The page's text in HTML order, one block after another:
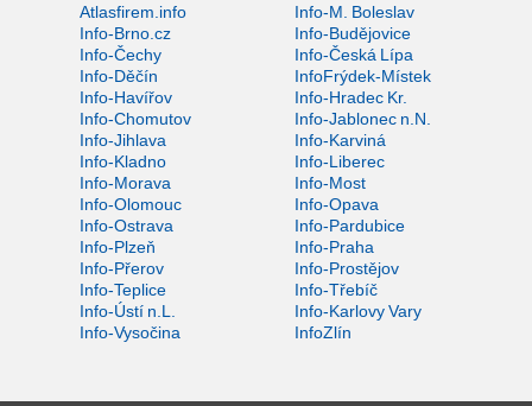
Atlasfirem.info
Info-M. Boleslav
Info-Brno.cz
Info-Budějovice
Info-Čechy
Info-Česká Lípa
Info-Děčín
InfoFrýdek-Místek
Info-Havířov
Info-Hradec Kr.
Info-Chomutov
Info-Jablonec n.N.
Info-Jihlava
Info-Karviná
Info-Kladno
Info-Liberec
Info-Morava
Info-Most
Info-Olomouc
Info-Opava
Info-Ostrava
Info-Pardubice
Info-Plzeň
Info-Praha
Info-Přerov
Info-Prostějov
Info-Teplice
Info-Třebíč
Info-Ústí n.L.
Info-Karlovy Vary
Info-Vysočina
InfoZlín